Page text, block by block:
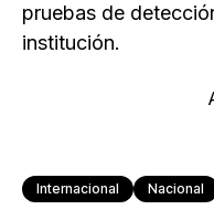
pruebas de
institución.
Internacional Nacional